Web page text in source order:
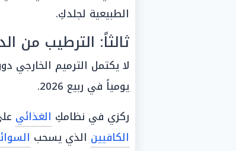
الطبيعية لجلدكِ.
ثالثاً: الترطيب من
لا يكتمل الترميم الخارجي دون
يومياً في ربيع 2026.
ركزي في نظامكِ الغذائي
الكافيين الذي يسحب